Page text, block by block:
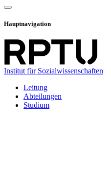
Hauptnavigation
Institut für Sozialwissenschaften
Leitung
Abteilungen
Studium